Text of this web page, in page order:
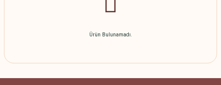
Ürün Bulunamadı.